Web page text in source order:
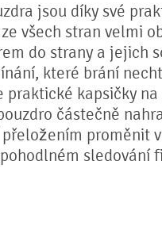
jsou díky své
všech stran velmi
do strany a jejich
které brání
kapsičky na
částečně
proměnit
sledování